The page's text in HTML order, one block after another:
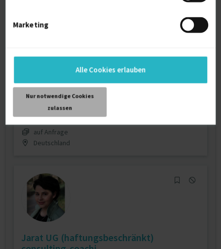
Marketing
Alle Cookies erlauben
Nur notwendige Cookies
zulassen
Executive Interim Manager IT | BL + AL-
zuletzt online vor wenigen Tagen
Interim Management
11 J.
Projektleitung / Teamleitung (IT)
Verfügbarkeit einsehen
Referenz
auf Anfrage
Deutschland
Jarat UG (haftungsbeschränkt)